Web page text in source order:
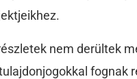
nem derültek
fognak